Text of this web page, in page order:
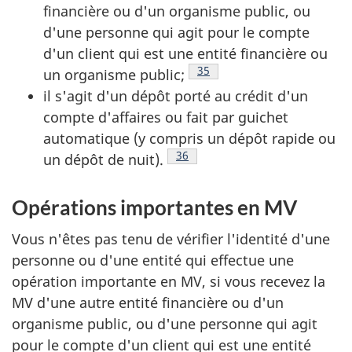
financière ou d'un organisme public, ou
d'une personne qui agit pour le compte
d'un client qui est une entité financière ou
un organisme public;
Note de bas de page
35
il s'agit d'un dépôt porté au crédit d'un
compte d'affaires ou fait par guichet
automatique (y compris un dépôt rapide ou
un dépôt de nuit).
Note de bas de page
36
Opérations importantes en MV
Vous n'êtes pas tenu de vérifier l'identité d'une
personne ou d'une entité qui effectue une
opération importante en MV, si vous recevez la
MV d'une autre entité financière ou d'un
organisme public, ou d'une personne qui agit
pour le compte d'un client qui est une entité